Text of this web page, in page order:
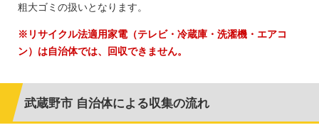
粗大ゴミの扱いとなります。
※リサイクル法適用家電（テレビ・冷蔵庫・洗濯機・エアコ
ン）は自治体では、回収できません。
武蔵野市 自治体による収集の流れ